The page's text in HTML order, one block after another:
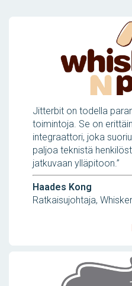
Jitterbit on todella
toimintoja. Se on
integraattori, joka
paljoa teknistä
jatkuvaan ylläpitoon.”
Haades Kong
Ratkaisujohtaja,